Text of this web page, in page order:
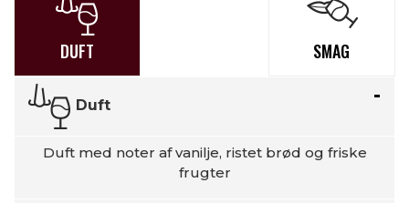
DUFT SMAG
Duft
Duft med noter af vanilje, ristet brød og friske
frugter